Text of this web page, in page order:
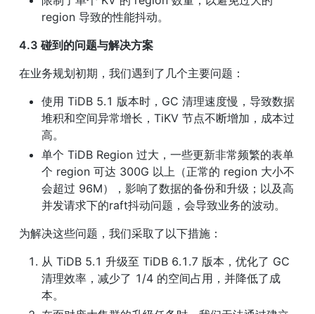
region 导致的性能抖动。
4.3 碰到的问题与解决方案
在业务规划初期，我们遇到了几个主要问题：
使用 TiDB 5.1 版本时，GC 清理速度慢，导致数据
堆积和空间异常增长，TiKV 节点不断增加，成本过
高。
单个 TiDB Region 过大，一些更新非常频繁的表单
个 region 可达 300G 以上（正常的 region 大小不
会超过 96M），影响了数据的备份和升级；以及高
并发请求下的raft抖动问题，会导致业务的波动。
为解决这些问题，我们采取了以下措施：
从 TiDB 5.1 升级至 TiDB 6.1.7 版本，优化了 GC
清理效率，减少了 1/4 的空间占用，并降低了成
本。